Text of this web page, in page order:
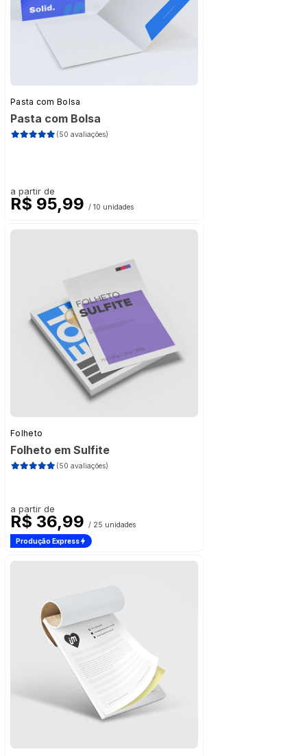
Pasta com Bolsa
Pasta com Bolsa
(50 avaliações)
a partir de
R$ 95,99 / 10 unidades
Folheto
Folheto em Sulfite
(50 avaliações)
a partir de
R$ 36,99 / 25 unidades
Produção Express